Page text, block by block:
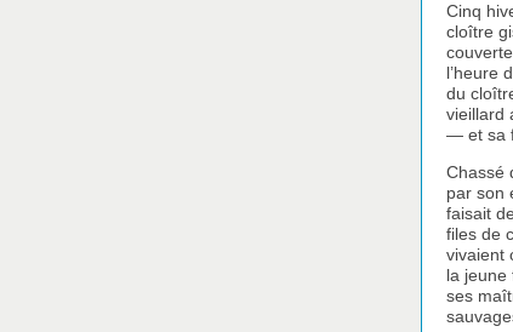
Cinq
cloître
l’heure
du
vieillard
— et sa
Chassé
par son
faisait
files de
vivaient
la jeune
ses